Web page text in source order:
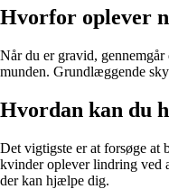
Hvorfor oplever
Når du er gravid,
munden. Grundlæggende
Hvordan kan du
Det vigtigste er at forsøge at
kvinder oplever lindring ved
der kan hjælpe dig.